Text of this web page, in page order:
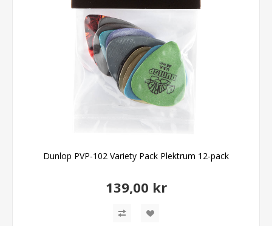
Dunlop PVP-102 Variety Pack Plektrum 12-pack
139,00 kr